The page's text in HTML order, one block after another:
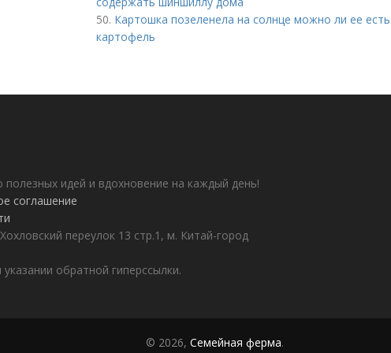
50. Картошка позеленела на солнце можно ли ее
картофель
идей и вдохновение на каждый день!
соглашение
переулок 13 стр.1, м. Китай-город
обратной гиперссылки.
© 2026, Семейная ферма.